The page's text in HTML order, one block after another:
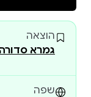
גמרא סדורה
המטרה איננה
מיותר, כדי
הוצאה
גמרא סדורה
שפה